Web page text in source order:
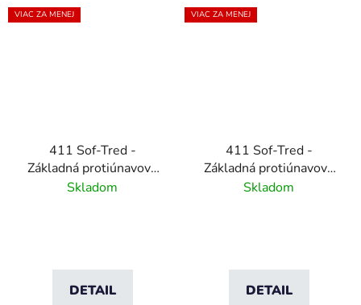
VIAC ZA MENEJ
411 Sof-Tred -
Základná protiúnavová
rohož s kamienkovým
Skladom
DETAIL
VIAC ZA MENEJ
411 Sof-Tred -
Základná protiúnavová
rohož s kamienkovým
Skladom
DETAIL